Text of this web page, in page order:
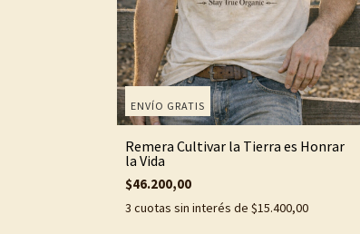
ENVÍO GRATIS
Remera Cultivar la Tierra es Honrar
la Vida
$46.200,00
3 cuotas sin interés de$15.400,00